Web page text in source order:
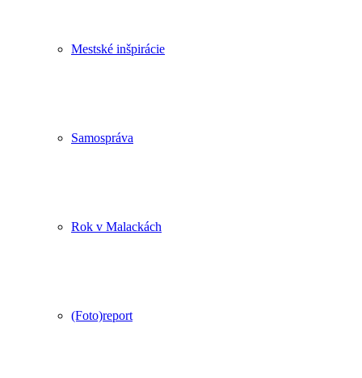
Mestské inšpirácie
Samospráva
Rok v Malackách
(Foto)report